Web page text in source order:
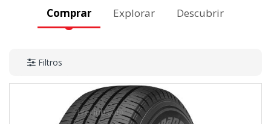
Comprar Explorar Descubrir
Filtros